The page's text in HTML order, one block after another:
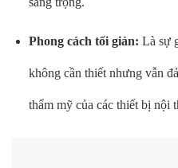
Phong cách tối giản: Là sự
không cần thiết nhưng vẫn
thẩm mỹ của các thiết bị nội